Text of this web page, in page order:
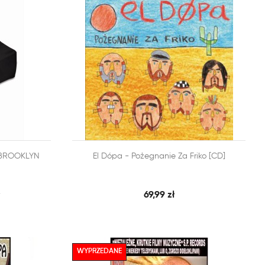
PODGLĄD DODAJ DO KOSZYKA SZYBKI PODGLĄD
El Dópa - Pożegnanie Za Friko [CD]
69,99 zł
WYPRZEDANE